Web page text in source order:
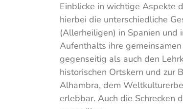
Einblicke in wichtige Aspekte
hierbei die unterschiedliche
(Allerheiligen) in Spanien und
Aufenthalts ihre
gegenseitig als auch den
historischen Ortskern und zur
Alhambra, dem
erlebbar. Auch die Schrecken